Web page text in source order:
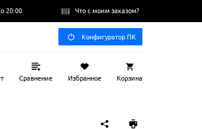
20:00 Что с моим заказом?
Конфигуратор ПК
Сравнение Избранное Корзина